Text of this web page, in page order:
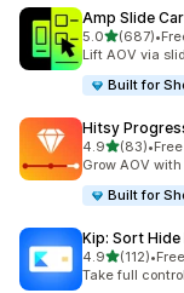
Amp Slide
5.0별 5개 중
(687)
총 리뷰 687개
•
Lift AOV via
Built for
Hitsy
4.9별 5개 중
(83)
총 리뷰 83개
•
Grow AOV
Built for
Kip: Sort
4.9별 5개 중
(112)
총 리뷰 112개
•
Take full